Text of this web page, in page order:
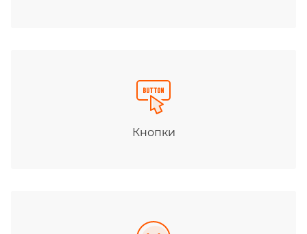
Кнопки